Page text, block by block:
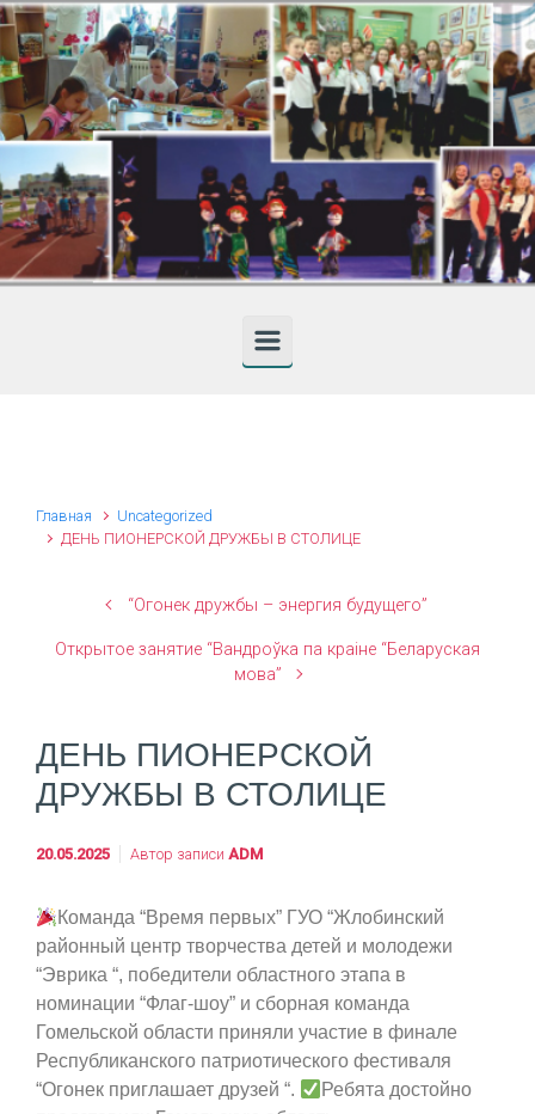
Skip to main content
Главная
Uncategorized
ДЕНЬ ПИОНЕРСКОЙ ДРУЖБЫ В СТОЛИЦЕ
“Огонек дружбы – энергия будущего”
Открытое занятие “Вандроўка па краіне “Беларуская
мова”
ДЕНЬ ПИОНЕРСКОЙ
ДРУЖБЫ В СТОЛИЦЕ
20.05.2025 Автор записи ADM
Команда “Время первых” ГУО “Жлобинский
районный центр творчества детей и молодежи
“Эврика “, победители областного этапа в
номинации “Флаг-шоу” и сборная команда
Гомельской области приняли участие в финале
Республиканского патриотического фестиваля
“Огонек приглашает друзей “.
Ребята достойно